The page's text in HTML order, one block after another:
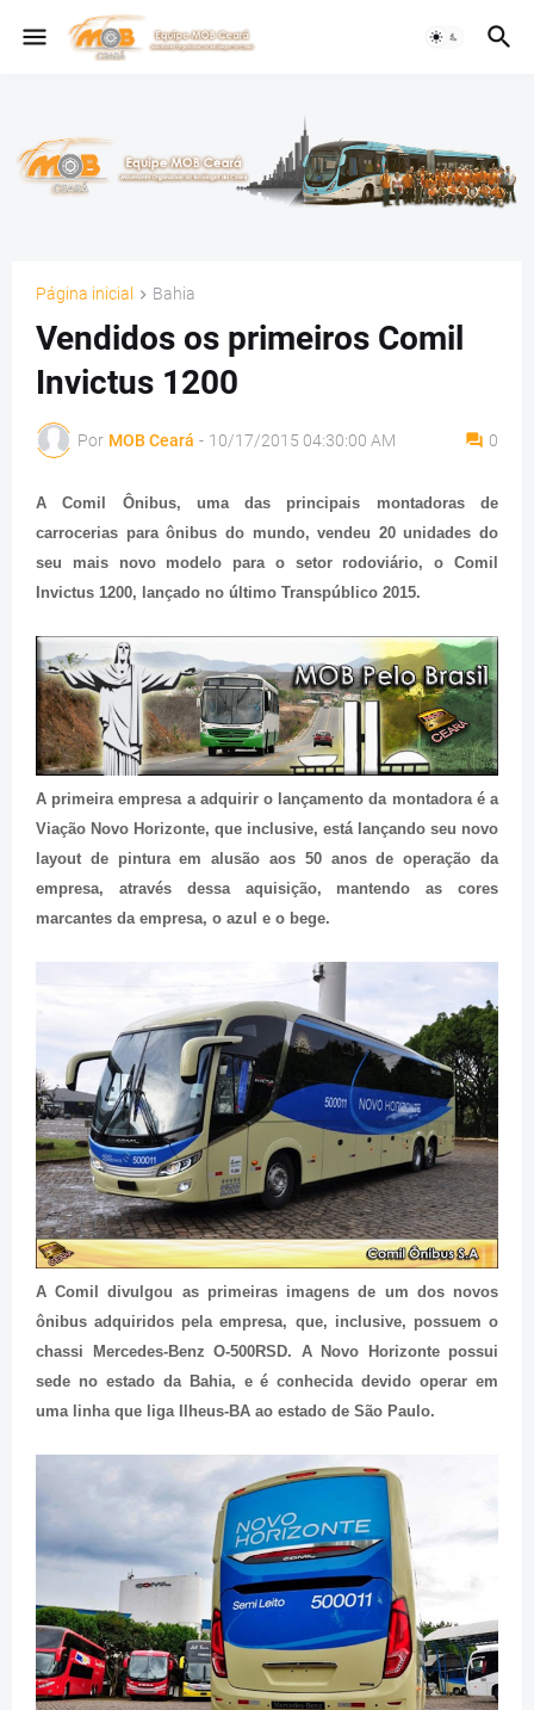
Página inicial Bahia
Vendidos os primeiros Comil
Invictus 1200
Por MOB Ceará - 10/17/2015 04:30:00 AM 0
A Comil Ônibus, uma das principais montadoras de
carrocerias para ônibus do mundo, vendeu 20 unidades do
seu mais novo modelo para o setor rodoviário, o Comil
Invictus 1200, lançado no último Transpúblico 2015.
A primeira empresa a adquirir o lançamento da montadora é a
Viação Novo Horizonte, que inclusive, está lançando seu novo
layout de pintura em alusão aos 50 anos de operação da
empresa, através dessa aquisição, mantendo as cores
marcantes da empresa, o azul e o bege.
A Comil divulgou as primeiras imagens de um dos novos
ônibus adquiridos pela empresa, que, inclusive, possuem o
chassi Mercedes-Benz O-500RSD. A Novo Horizonte possui
sede no estado da Bahia, e é conhecida devido operar em
uma linha que liga Ilheus-BA ao estado de São Paulo.